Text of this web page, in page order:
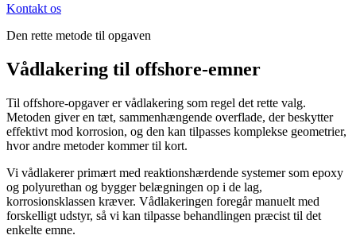
Kontakt os
Den rette metode til opgaven
Vådlakering til offshore-emner
Til offshore-opgaver er vådlakering som regel det rette valg.
Metoden giver en tæt, sammenhængende overflade, der beskytter
effektivt mod korrosion, og den kan tilpasses komplekse geometrier,
hvor andre metoder kommer til kort.
Vi vådlakerer primært med reaktionshærdende systemer som epoxy
og polyurethan og bygger belægningen op i de lag,
korrosionsklassen kræver. Vådlakeringen foregår manuelt med
forskelligt udstyr, så vi kan tilpasse behandlingen præcist til det
enkelte emne.